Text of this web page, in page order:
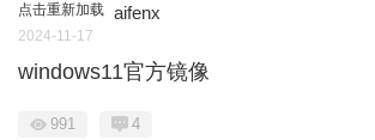
点击重新加载 aifenx
2024-11-17
windows11官方镜像
991 4